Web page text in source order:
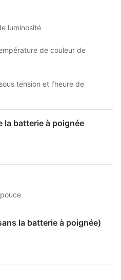
luminosité
de couleur de
tension et l’heure de
la batterie à poignée
la batterie à poignée)